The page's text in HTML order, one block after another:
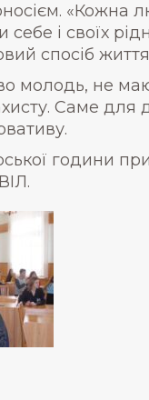
«Кожна
і своїх
спосіб
молодь, не
Саме
години